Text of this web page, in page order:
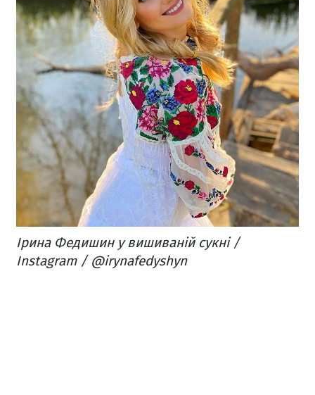
Ірина Федишин у вишиваній сукні /
Instagram / @irynafedyshyn